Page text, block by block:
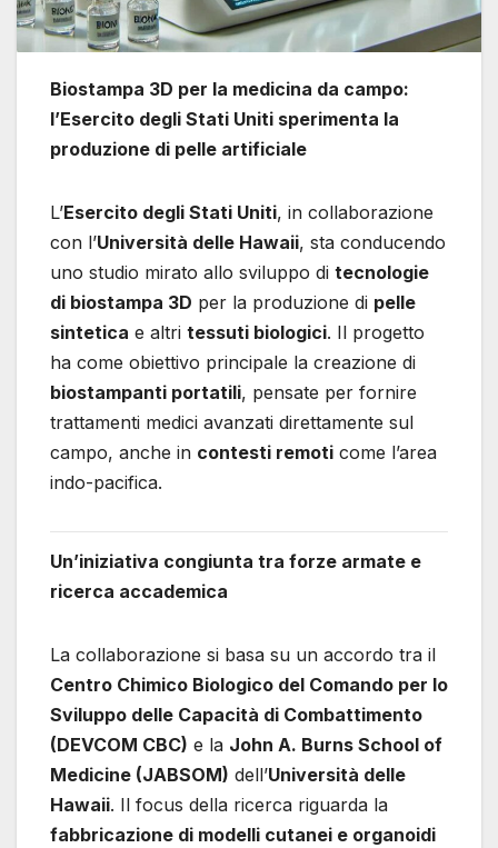
Biostampa 3D per la medicina da campo:
l’Esercito degli Stati Uniti sperimenta la
produzione di pelle artificiale
L’Esercito degli Stati Uniti, in collaborazione
con l’Università delle Hawaii, sta conducendo
uno studio mirato allo sviluppo di tecnologie
di biostampa 3D per la produzione di pelle
sintetica e altri tessuti biologici. Il progetto
ha come obiettivo principale la creazione di
biostampanti portatili, pensate per fornire
trattamenti medici avanzati direttamente sul
campo, anche in contesti remoti come l’area
indo-pacifica.
Un’iniziativa congiunta tra forze armate e
ricerca accademica
La collaborazione si basa su un accordo tra il
Centro Chimico Biologico del Comando per lo
Sviluppo delle Capacità di Combattimento
(DEVCOM CBC) e la John A. Burns School of
Medicine (JABSOM) dell’Università delle
Hawaii. Il focus della ricerca riguarda la
fabbricazione di modelli cutanei e organoidi